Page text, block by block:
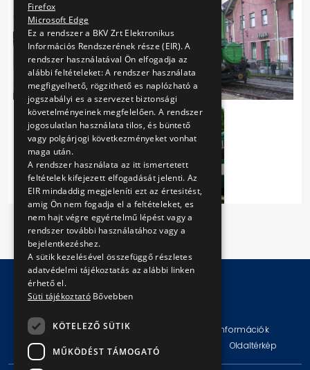
Impresszum Jogi nyilatkozat
Technikai információk
Adatvédelmi politika és tájékoztatások
Oldaltérkép
Firefox
Microsoft Edge
Ez a rendszer a BKV Zrt Elektronikus
Információs Rendszerének része (EIR). A
rendszer használatával Ön elfogadja az
alábbi feltételeket: A rendszer használata
megfigyelhető, rögzithető es naplózható a
jogszabályi es a szervezet biztonsági
követelményeinek megfelelően. A rendszer
jogosulatlan használata tilos, és büntető
vagy polgárjogi következményeket vonhat
maga után.
A rendszer használata az itt ismertetett
feltételek kifejezett elfogadását jelenti. Az
EIR mindaddig megjeleníti ezt az értesitést,
amig Ön nem fogadja el a feltételeket, es
nem hajt végre egyértelmű lépést vagy a
rendszer további használatához vagy a
bejelentkezéshez.
A sütik kezelésével összefüggő részletes
adatvédelmi tájékoztatás az alábbi linken
érhető el.
Süti tájékoztató Bővebben
KÖTELEZŐ SÜTIK
MŰKÖDÉST TÁMOGATÓ